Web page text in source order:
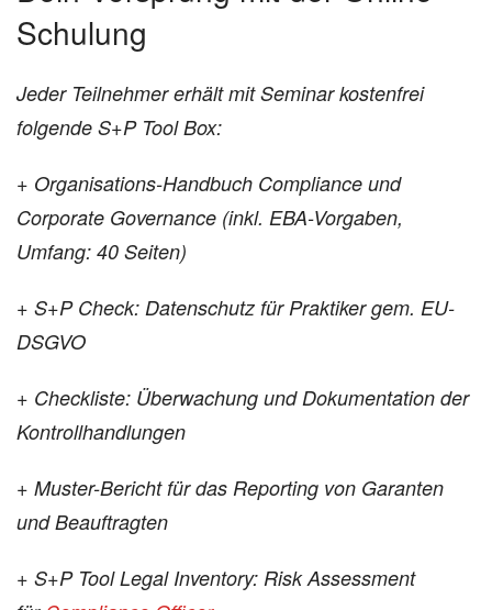
Schulung
Jeder Teilnehmer erhält mit Seminar kostenfrei
folgende S+P Tool Box:
+ Organisations-Handbuch Compliance und
Corporate Governance (inkl. EBA-Vorgaben,
Umfang: 40 Seiten)
+ S+P Check: Datenschutz für Praktiker gem. EU-
DSGVO
+ Checkliste: Überwachung und Dokumentation der
Kontrollhandlungen
+ Muster-Bericht für das Reporting von Garanten
und Beauftragten
+ S+P Tool Legal Inventory: Risk Assessment